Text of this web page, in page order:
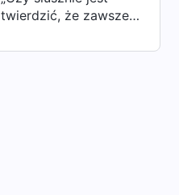
twierdzić, że zawsze
baczności przed